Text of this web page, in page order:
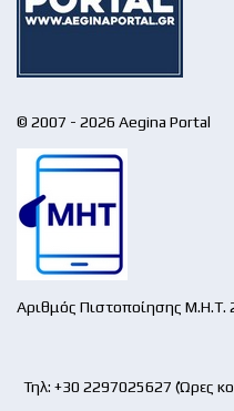
© 2007 - 2026 Aegina Portal
Αριθμός Πιστοποίησης Μ.Η.Τ.
Τηλ: +30 2297025627 (Ώρες